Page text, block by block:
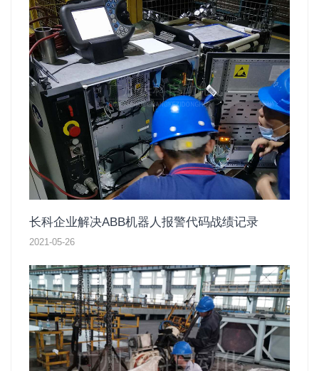
长科企业解决ABB机器人报警代码战绩记录
2021-05-26